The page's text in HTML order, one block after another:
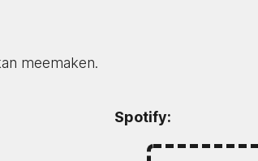
meemaken.
Spotify: